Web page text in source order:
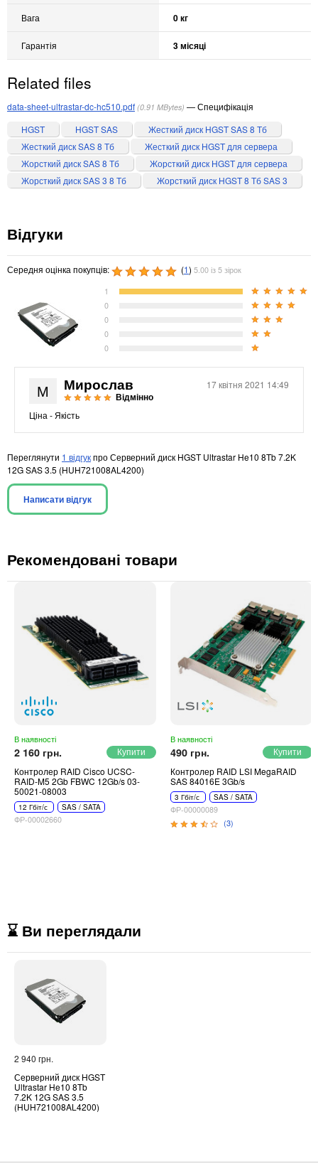
Вага 0 кг
Гарантія 3 місяці
Related files
data-sheet-ultrastar-dc-hc510.pdf 0.91 MBytes
Специфікація
HGST
HGST SAS
Жесткий диск HGST SAS 8 Тб
Жесткий диск SAS 8 Тб
Жесткий диск HGST для сервера
Жорсткий диск SAS 8 Тб
Жорсткий диск HGST для сервера
Жорсткий диск SAS 3 8 Тб
Жорсткий диск HGST 8 Тб SAS 3
Відгуки
Середня оцінка покупців: (1) 5.00 із 5 зірок
1
0
0
0
0
17 квітня 2021 14:49
М Мирослав
Відмінно
Ціна - Якість
Переглянути 1 відгукпро Серверний диск HGST Ultrastar He10 8Tb 7.2K
12G SAS 3.5 (HUH721008AL4200)
Написати відгук
Рекомендовані товари
В наявності
2 160 грн.
Контролер RAID Cisco UCSC-
RAID-M5 2Gb FBWC 12Gb/s 03-
50021-08003
12 Гбіт/с SAS / SATA
ФР-00002660
В наявності
490 грн.
Контролер RAID LSI MegaRAID
SAS 84016E 3Gb/s
3 Гбіт/с SAS / SATA
ФР-00000089
(3)
⌛ Ви переглядали
2 940 грн.
Серверний диск HGST
Ultrastar He10 8Tb
7.2K 12G SAS 3.5
(HUH721008AL4200)